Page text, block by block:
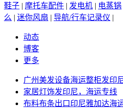
鞋子 | 摩托车配件 | 发电机 | 电蒸锅
么 | 迷你风扇 | 导航/行车记录仪 |
动态
博客
更多
广州美发设备海运整柜发印
家居灯饰发印尼，海运专线
布料布条出口印尼雅加达海